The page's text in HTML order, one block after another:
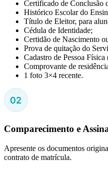
Certificado de Conclusão
Histórico Escolar do
Título de Eleitor, para
Cédula de Identidade;
Certidão de Nascimento
Prova de quitação do
Cadastro de Pessoa Física
Comprovante de
1 foto 3×4 recente.
Comparecimento e
Apresente os documentos
contrato de matrícula.